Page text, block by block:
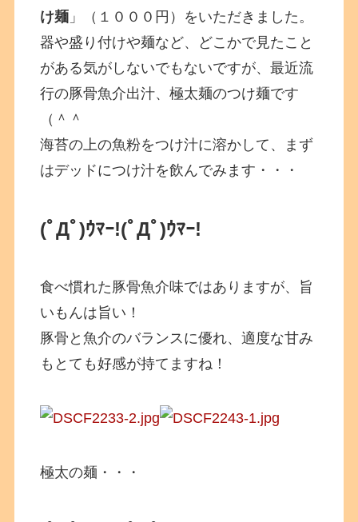
け麺 」（１０００円）をいただきました。
器や盛り付けや麺など、どこかで見たこと
がある気がしないでもないですが、最近流
行の豚骨魚介出汁、極太麺のつけ麺です
（＾＾
海苔の上の魚粉をつけ汁に溶かして、まず
はデッドにつけ汁を飲んでみます・・・
(ﾟДﾟ)ｳﾏｰ!(ﾟДﾟ)ｳﾏｰ!
食べ慣れた豚骨魚介味ではありますが、旨
いもんは旨い！
豚骨と魚介のバランスに優れ、適度な甘み
もとても好感が持てますね！
極太の麺・・・